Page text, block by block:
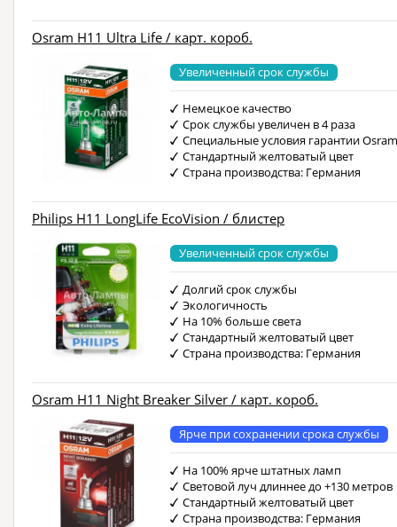
Osram H11 Ultra Life / карт. короб.
Увеличенный срок службы
Немецкое качество
Срок службы увеличен в 4 раза
Специальные условия гарантии
Стандартный желтоватый цвет
Страна производства: Германия
Philips H11 LongLife EcoVision / блистер
Увеличенный срок службы
Долгий срок службы
Экологичность
На 10% больше света
Стандартный желтоватый цвет
Страна производства: Германия
Osram H11 Night Breaker Silver / карт. короб.
Ярче при сохранении срока службы
На 100% ярче штатных ламп
Световой луч длиннее до +130 метров
Стандартный желтоватый цвет
Страна производства: Германия